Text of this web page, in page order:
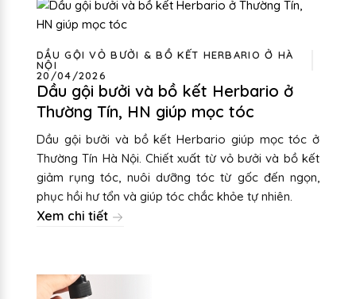
DẦU GỘI VỎ BƯỞI & BỒ KẾT HERBARIO Ở HÀ
NỘI
20/04/2026
Dầu gội bưởi và bồ kết Herbario ở
Thường Tín, HN giúp mọc tóc
Dầu gội bưởi và bồ kết Herbario giúp mọc tóc ở
Thường Tín Hà Nội. Chiết xuất từ vỏ bưởi và bồ kết
giảm rụng tóc, nuôi dưỡng tóc từ gốc đến ngọn,
phục hồi hư tổn và giúp tóc chắc khỏe tự nhiên.
Xem chi tiết